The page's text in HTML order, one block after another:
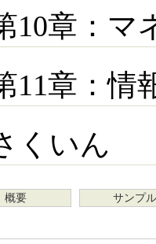
10章：マ
11章：情
くいん
概要 サンプル